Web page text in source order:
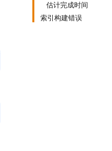
估计完成时间
索引构建错误